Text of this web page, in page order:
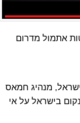
אתמול מדרום
מנהיג חמאס
בישראל על אי